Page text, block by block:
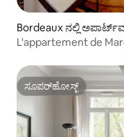
Bordeaux ನಲ್ಲಿ
L'appartement de
ಸೂಪರ್‌ಹೋಸ್ಟ್
ಸೂಪರ್‌ಹೋಸ್ಟ್